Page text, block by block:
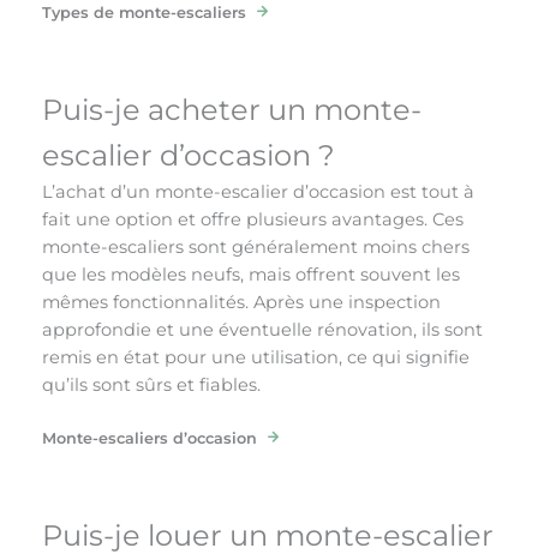
Types de monte-escaliers
Puis-je acheter un monte-
escalier d’occasion ?
L’achat d’un monte-escalier d’occasion est tout à
fait une option et offre plusieurs avantages. Ces
monte-escaliers sont généralement moins chers
que les modèles neufs, mais offrent souvent les
mêmes fonctionnalités. Après une inspection
approfondie et une éventuelle rénovation, ils sont
remis en état pour une utilisation, ce qui signifie
qu’ils sont sûrs et fiables.
Monte-escaliers d’occasion
Puis-je louer un monte-escalier